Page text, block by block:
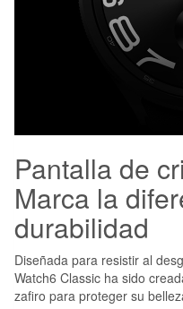
Pantalla de
Marca la
durabilidad
Diseñada para resistir al
Watch6 Classic ha sido
zafiro para proteger su